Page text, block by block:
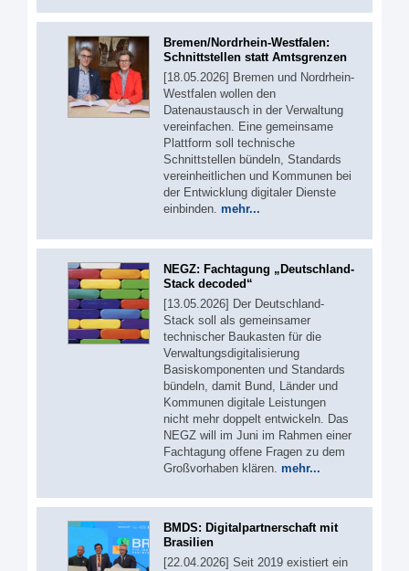
Bremen/Nordrhein-Westfalen:
Schnittstellen statt Amtsgrenzen
[18.05.2026] Bremen und Nordrhein-
Westfalen wollen den
Datenaustausch in der Verwaltung
vereinfachen. Eine gemeinsame
Plattform soll technische
Schnittstellen bündeln, Standards
vereinheitlichen und Kommunen bei
der Entwicklung digitaler Dienste
einbinden. mehr...
NEGZ: Fachtagung „Deutschland-
Stack decoded“
[13.05.2026] Der Deutschland-
Stack soll als gemeinsamer
technischer Baukasten für die
Verwaltungsdigitalisierung
Basiskomponenten und Standards
bündeln, damit Bund, Länder und
Kommunen digitale Leistungen
nicht mehr doppelt entwickeln. Das
NEGZ will im Juni im Rahmen einer
Fachtagung offene Fragen zu dem
Großvorhaben klären. mehr...
BMDS: Digitalpartnerschaft mit
Brasilien
[22.04.2026] Seit 2019 existiert ein